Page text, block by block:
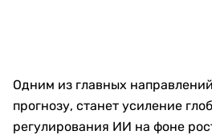
Одним из главных
прогнозу, станет усиление
регулирования ИИ на фоне